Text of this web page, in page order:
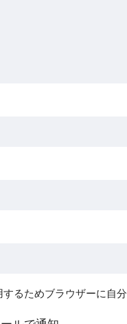
るためブラウザーに自